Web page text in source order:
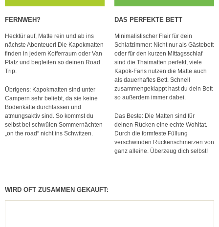
FERNWEH?
Hecktür auf, Matte rein und ab ins
nächste Abenteuer! Die Kapokmatten
finden in jedem Kofferraum oder Van
Platz und begleiten so deinen Road
Trip.
Übrigens: Kapokmatten sind unter
Campern sehr beliebt, da sie keine
Bodenkälte durchlassen und
atmungsaktiv sind. So kommst du
selbst bei schwülen Sommernächten
„on the road“ nicht ins Schwitzen.
DAS PERFEKTE BETT
Minimalistischer Flair für dein
Schlafzimmer: Nicht nur als Gästebett
oder für den kurzen Mittagsschlaf
sind die Thaimatten perfekt, viele
Kapok-Fans nutzen die Matte auch
als dauerhaftes Bett. Schnell
zusammengeklappt hast du dein Bett
so außerdem immer dabei.
Das Beste: Die Matten sind für
deinen Rücken eine echte Wohltat.
Durch die formfeste Füllung
verschwinden Rückenschmerzen von
ganz alleine. Überzeug dich selbst!
WIRD OFT ZUSAMMEN GEKAUFT: